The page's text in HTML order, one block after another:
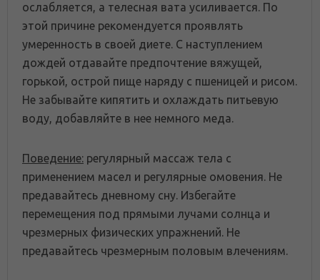
ослабляется, а телесная вата усиливается. По
этой причине рекомендуется проявлять
умеренность в своей диете. С наступлением
дождей отдавайте предпочтение вяжущей,
горькой, острой пище наряду с пшеницей и рисом.
Не забывайте кипятить и охлаждать питьевую
воду, добавляйте в нее немного меда.
Поведение: регулярный массаж тела с
применением масел и регулярные омовения. Не
предавайтесь дневному сну. Избегайте
перемещения под прямыми лучами солнца и
чрезмерных физических упражнений. Не
предавайтесь чрезмерным половым влечениям.